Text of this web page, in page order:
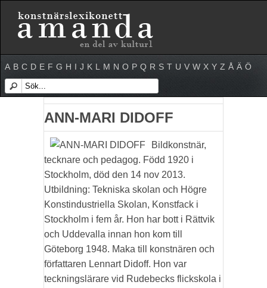
A B C D E F G H I J K L M N O P Q R S T U V W X Y Z Å Ä Ö
ANN-MARI DIDOFF
Bildkonstnär,
tecknare och pedagog. Född 1920 i
Stockholm, död den 14 nov 2013.
Utbildning: Tekniska skolan och Högre
Konstindustriella Skolan, Konstfack i
Stockholm i fem år. Hon har bott i Rättvik
och Uddevalla innan hon kom till
Göteborg 1948. Maka till konstnären och
författaren Lennart Didoff. Hon var
teckningslärare vid Rudebecks flickskola i